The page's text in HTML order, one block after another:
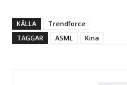
KÄLLA
Trendforce
TAGGAR
ASML Kina